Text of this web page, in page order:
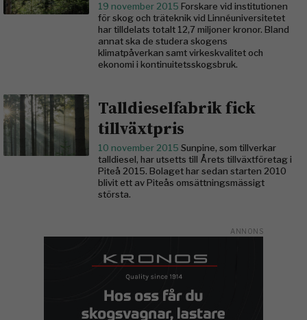
19 november 2015 Forskare vid institutionen
för skog och träteknik vid Linnéuniversitetet
har tilldelats totalt 12,7 miljoner kronor. Bland
annat ska de studera skogens
klimatpåverkan samt virkeskvalitet och
ekonomi i kontinuitetsskogsbruk.
Talldieselfabrik fick
tillväxtpris
10 november 2015 Sunpine, som tillverkar
talldiesel, har utsetts till Årets tillväxtföretag i
Piteå 2015. Bolaget har sedan starten 2010
blivit ett av Piteås omsättningsmässigt
största.